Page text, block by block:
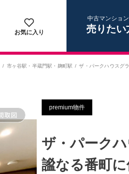
お気に入り
中古マンショ
売りたい
市ヶ谷駅 ・ 半蔵門駅 ・ 麹町駅 ザ・パークハウスグ
premium物件
ザ・パーク
謐なる番町